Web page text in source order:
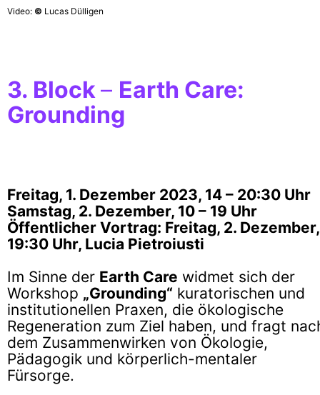
Video: © Lucas Dülligen
3. Block– Earth Care:
Grounding
Freitag, 1. Dezember 2023, 14 – 20:30 Uhr
Samstag, 2. Dezember, 10 – 19 Uhr
Öffentlicher Vortrag: Freitag, 2. Dezember,
19:30 Uhr, Lucia Pietroiusti
Im Sinne der Earth Care widmet sich der
Workshop „Grounding“ kuratorischen und
institutionellen Praxen, die ökologische
Regeneration zum Ziel haben, und fragt
dem Zusammenwirken von Ökologie,
Pädagogik und körperlich-mentaler
Fürsorge.